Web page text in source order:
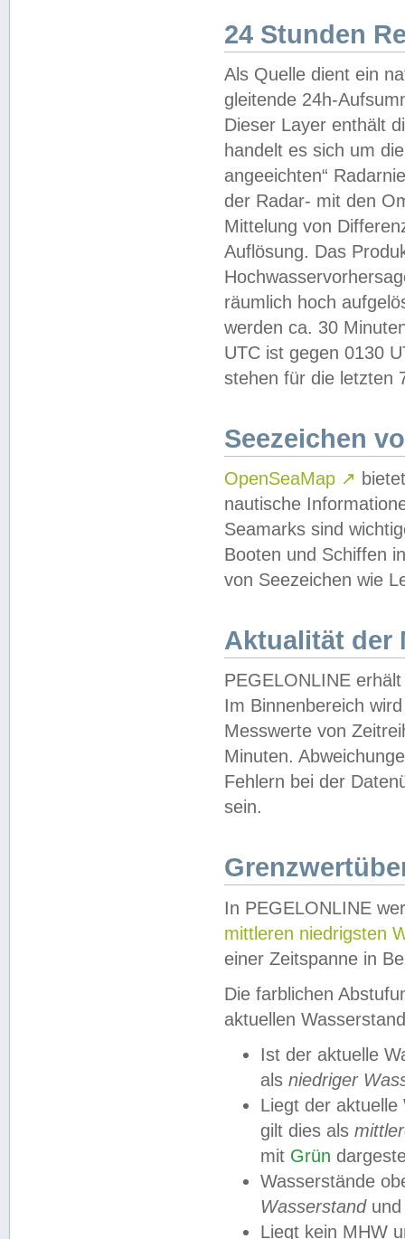
24 Stunden
Als Quelle dient ein
gleitende 24h-
Dieser Layer enthält
handelt es sich um
angeeichten“
der Radar- mit den
Mittelung von
Auflösung. Das
räumlich hoch
werden ca. 30
UTC ist gegen 0130
stehen für die letzten
Seezeichen
OpenSeaMap ↗
nautische
Seamarks sind
Booten und Schiffen
von Seezeichen wie
Aktualität der
PEGELONLINE
Im Binnenbereich
Messwerte von
Minuten.
Fehlern bei der
sein.
In PEGELONLINE
mittleren niedrigsten
einer Zeitspanne in
Die farblichen
aktuellen
Ist der aktuelle
als niedriger
Liegt der
gilt dies als
mit Grün
Wasserstände
Wasserstandund
Liegt kein MHW